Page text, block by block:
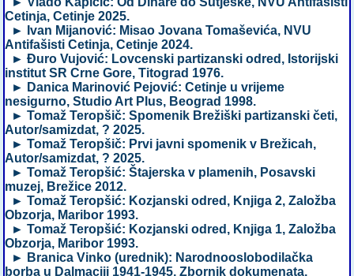
Cetinja, Cetinje 2025.
► Ivan Mijanović: Misao Jovana Tomaševića, NVU
Antifašisti Cetinja, Cetinje 2024.
► Đuro Vujović: Lovcenski partizanski odred, Istorijski
institut SR Crne Gore, Titograd 1976.
► Danica Marinović Pejović: Cetinje u vrijeme
nesigurno, Studio Art Plus, Beograd 1998.
► Tomaž Teropšič: Spomenik Brežiški partizanski četi,
Autor/samizdat, ? 2025.
► Tomaž Teropšič: Prvi javni spomenik v Brežicah,
Autor/samizdat, ? 2025.
► Tomaž Teropšić: Štajerska v plamenih, Posavski
muzej, Brežice 2012.
► Tomaž Teropšić: Kozjanski odred, Knjiga 2, Založba
Obzorja, Maribor 1993.
► Tomaž Teropšić: Kozjanski odred, Knjiga 1, Založba
Obzorja, Maribor 1993.
► Branica Vinko (urednik): Narodnooslobodilačka
borba u Dalmaciji 1941-1945, Zbornik dokumenata,